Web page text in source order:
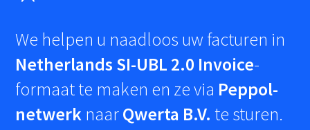
We helpen u naadloos uw facturen in
Netherlands SI-UBL 2.0 Invoice-
formaat te maken en ze via Peppol-
netwerk naarQwerta B.V. te sturen.